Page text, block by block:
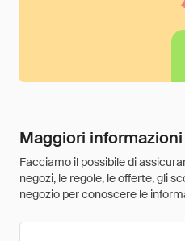
Maggiori
Facciamo il possibile di
negozi, le regole, le offerte, gli
negozio per conoscere le